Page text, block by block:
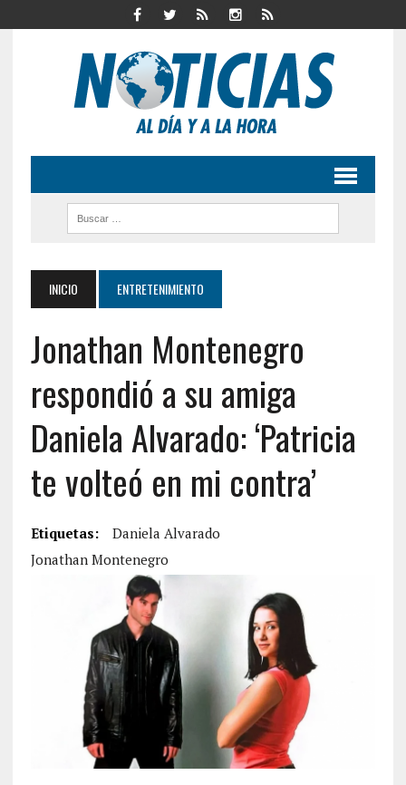
INICIO ENTRETENIMIENTO
Jonathan Montenegro
respondió a su amiga
Daniela Alvarado: ‘Patricia
te volteó en mi contra’
Etiquetas:
Daniela Alvarado
Jonathan Montenegro